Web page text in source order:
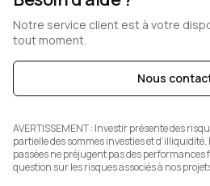
Notre service client est à votre
tout moment.
Nous
AVERTISSEMENT : Investir présente des
partielle des sommes investies et
passées ne préjugent pas des
question sur les risques associés à nos